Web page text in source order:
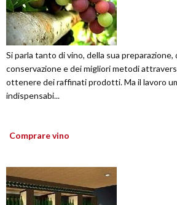
Si parla tanto di vino, della sua preparazione,
conservazione e dei migliori metodi
ottenere dei raffinati prodotti. Ma il lavoro
indispensabi...
Comprare vino